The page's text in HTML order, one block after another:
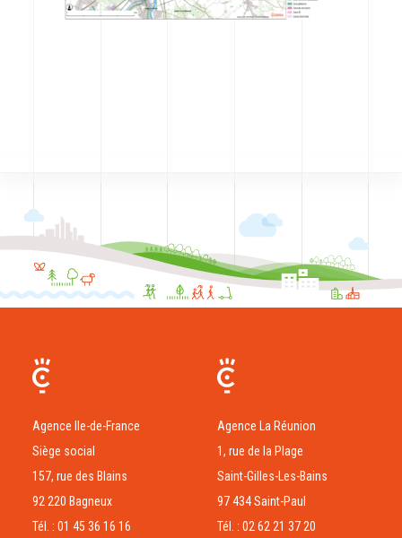
Agence Ile-de-France
Siège social
157, rue des Blains
92 220 Bagneux
Tél. : 01 45 36 16 16
Agence La Réunion
1, rue de la Plage
Saint-Gilles-Les-Bains
97 434 Saint-Paul
Tél. : 02 62 21 37 20